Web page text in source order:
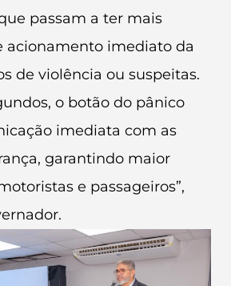
passam a ter mais
acionamento imediato da
de violência ou suspeitas.
o botão do pânico
imediata com as
garantindo maior
e passageiros”,